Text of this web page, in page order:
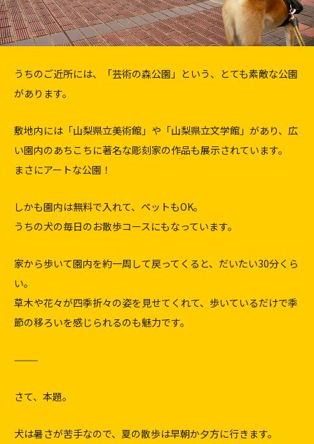
うちのご近所には、「芸術の森公園」という、とても素敵な公園
があります。
敷地内には「山梨県立美術館」や「山梨県立文学館」があり、広
い園内のあちこちに著名な彫刻家の作品も展示されています。
まさにアートな公園！
しかも園内は無料で入れて、ペットもOK。
うちの犬の毎日のお散歩コースにもなっています。
家から歩いて園内を約一周して戻ってくると、だいたい30分くら
い。
草木や花々が四季折々の姿を見せてくれて、歩いているだけで季
節の移ろいを感じられるのも魅力です。
⸻
さて、本題。
犬は暑さが苦手なので、夏の散歩は早朝か夕方に行きます。